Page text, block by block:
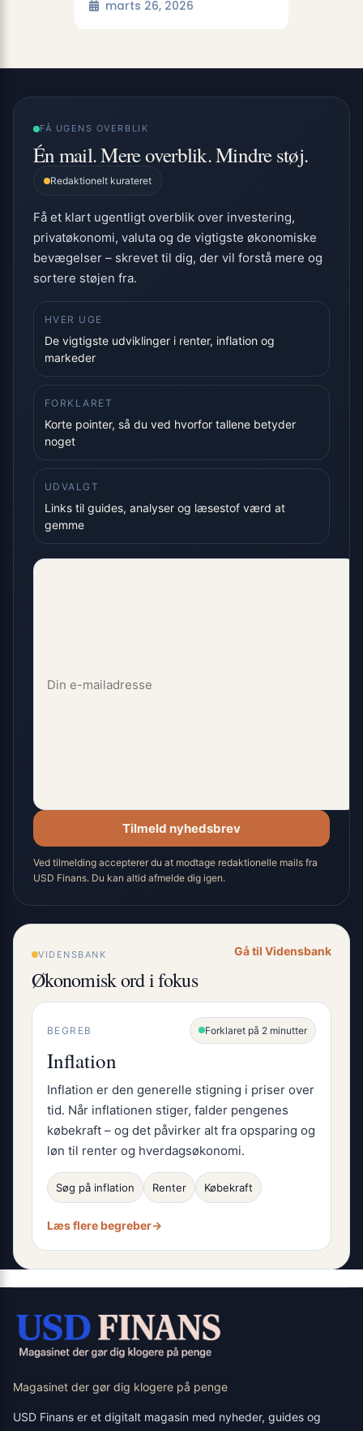
marts 26, 2026
FÅ UGENS OVERBLIK
Én mail. Mere overblik. Mindre støj.
Redaktionelt kurateret
Få et klart ugentligt overblik over investering,
privatøkonomi, valuta og de vigtigste økonomiske
bevægelser – skrevet til dig, der vil forstå mere og
sortere støjen fra.
HVER UGE
De vigtigste udviklinger i renter, inflation og
markeder
FORKLARET
Korte pointer, så du ved hvorfor tallene betyder
noget
UDVALGT
Links til guides, analyser og læsestof værd at
gemme
Tilmeld nyhedsbrev
Ved tilmelding accepterer du at modtage redaktionelle mails fra
USD Finans. Du kan altid afmelde dig igen.
VIDENSBANK
Økonomisk ord i fokus
Gå til Vidensbank
BEGREB Forklaret på 2 minutter
Inflation
Inflation er den generelle stigning i priser over
tid. Når inflationen stiger, falder pengenes
købekraft – og det påvirker alt fra opsparing og
løn til renter og hverdagsøkonomi.
Søg på inflation Renter Købekraft
Læs flere begreber→
Magasinet der gør dig klogere på penge
USD Finans er et digitalt magasin med nyheder, guides og